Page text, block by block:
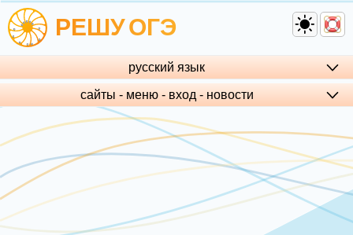
РЕШУОГЭ
русский язык
сайты - меню - вход - но­во­сти